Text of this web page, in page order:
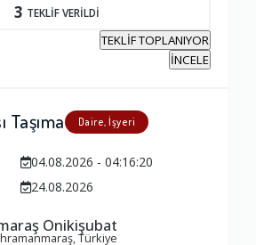
3 TEKLİF VERİLDİ
TEKLİF TOPLANIYOR
İNCELE
Taşıma Daire, İşyeri
04.08.2026 - 04:16:20
24.08.2026
Onikişubat
Türkiye
Hizmeti